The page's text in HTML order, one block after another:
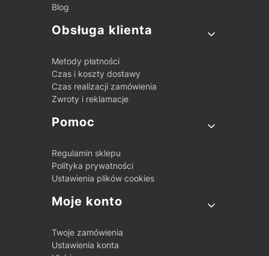
Blog
Obsługa klienta
Metody płatności
Czas i koszty dostawy
Czas realizacji zamówienia
Zwroty i reklamacje
Pomoc
Regulamin sklepu
Polityka prywatności
Ustawienia plików cookies
Moje konto
Twoje zamówienia
Ustawienia konta